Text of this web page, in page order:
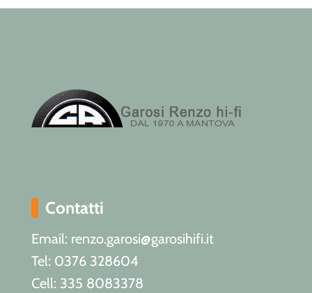
Contatti
Email: renzo.garosi@garosihifi.it
Tel: 0376 328604
Cell: 335 8083378